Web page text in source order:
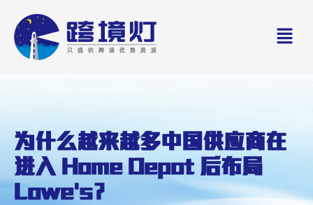
content
Menu
为什么越来越多中国供应商在
进入 Home Depot 后布局
Lowe's？